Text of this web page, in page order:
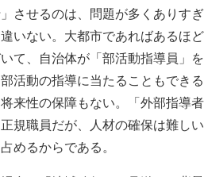
」させるのは、問題が多くありす
いない。大都市であればあるほ
て、自治体が「部活動指導員」
活動の指導に当たることもでき
来性の保障もない。「外部指導
規職員だが、人材の確保は難し
めるからである。